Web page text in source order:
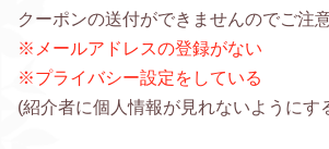
クーポンの送付ができませんのでご注
※メールアドレスの登録がない
※プライバシー設定をしている
(紹介者に個人情報が見れないようにす